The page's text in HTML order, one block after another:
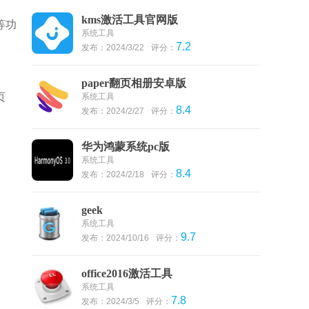
功 kms激活工具官网版
系统工具
发布：2024/3/22
评分： 7.2
paper翻页相册安卓版
系统工具
发布：2024/2/27
评分： 8.4
华为鸿蒙系统pc版
系统工具
发布：2024/2/18
评分： 8.4
geek
系统工具
发布：2024/10/16
评分： 9.7
office2016激活工具
系统工具
发布：2024/3/5
评分： 7.8